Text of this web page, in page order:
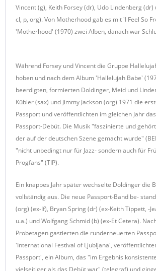
Vincent (g), Keith Forsey (dr), Udo Lindenberg
cl, p, org). Von Motherhood gab es mit 'I Feel So
'Motherhood' (1970) zwei Alben, danach war
Während Forsey und Vincent die Gruppe
hoben und nach dem Album 'Hallelujah Babe'
beerdigten, formierten Doldinger, Meid und
Kübler (sax) und Jimmy Jackson (org) 1971 die
Passport und veröffentlichten im gleichen Jahr
Passport-Debüt. Die Musik "faszinierte und
der auf der deutschen Szene gemacht wurde"
"nicht unbedingt nur für Jazz- sondern auch für
Progfans" (TIP).
Ein knappes Jahr später wechselte Doldinger die
vollständig aus. Die neue Passport-Band be-
(org) (ex-If), Bryan Spring (dr) (ex-Keith Tippett, -
u.a.) und Wolfgang Schmid (b) (ex-Et Cetera).
Probetagen gastierten die runderneuerten
'International Festival of Ljubljana',
Passport', ein Album, das "im Ergebnis
vielseitiger als das Debüt war" (telegraf) und